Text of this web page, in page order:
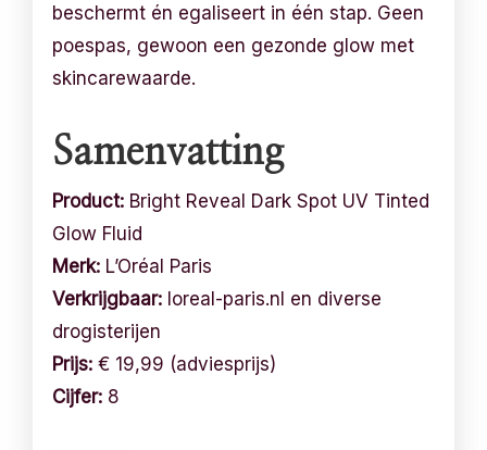
beschermt én egaliseert in één stap. Geen
poespas, gewoon een gezonde glow met
skincarewaarde.
Samenvatting
Product: Bright Reveal Dark Spot UV Tinted
Glow Fluid
Merk: L’Oréal Paris
Verkrijgbaar: loreal-paris.nl en diverse
drogisterijen
Prijs: € 19,99 (adviesprijs)
Cijfer: 8